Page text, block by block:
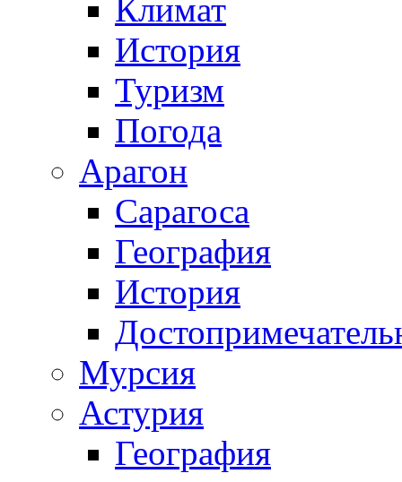
Климат
История
Туризм
Погода
Арагон
Сарагоса
География
История
Мурсия
Астурия
География